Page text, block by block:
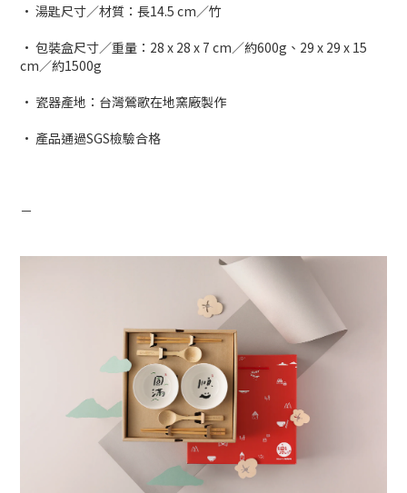
• 湯匙尺寸／材質：長14.5 cm／竹
• 包裝盒尺寸／重量：28 x 28 x 7 cm／約600g、29 x 29 x 15
cm／約1500g
• 瓷器產地：台灣鶯歌在地窯廠製作
• 產品通過SGS檢驗合格
－